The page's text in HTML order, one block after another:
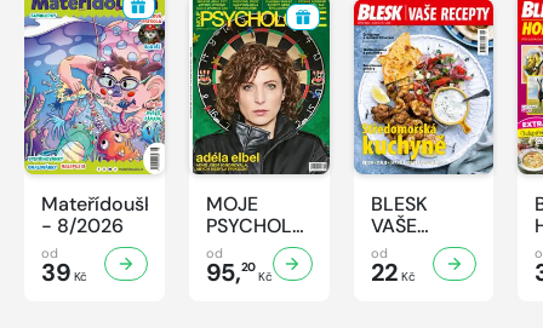
Mateřídouška
- 8/2026
od
39 Kč
MOJE
PSYCHOLOGIE
- 8/2026
od
95,20
Kč
BLESK
VAŠE
RECEPTY -
8/2026
od
22 Kč